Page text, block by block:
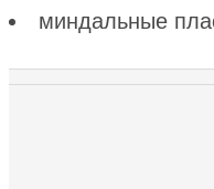
миндальные